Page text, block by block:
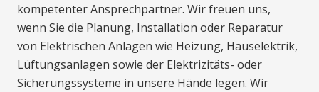
kompetenter Ansprechpartner. Wir freuen uns,
wenn Sie die Planung, Installation oder Reparatur
von Elektrischen Anlagen wie Heizung, Hauselektrik,
Lüftungsanlagen sowie der Elektrizitäts- oder
Sicherungssysteme in unsere Hände legen. Wir